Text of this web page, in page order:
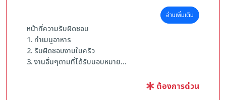
อ่านเพิ่มเติม
หน้าที่ความรับผิดชอบ
1. ทำเมนูอาหาร
2. รับผิดชอบงานในครัว
3. งานอื่นๆตามที่ได้รับมอบหมาย
ต้องการด่วน